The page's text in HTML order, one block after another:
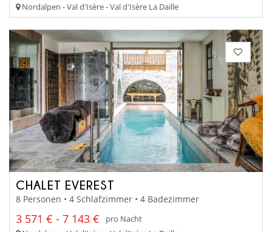
Nordalpen - Val d'Isère - Val d'Isère La Daille
CHALET EVEREST
8 Personen • 4 Schlafzimmer • 4 Badezimmer
3 571 € - 7 143 €
pro Nacht